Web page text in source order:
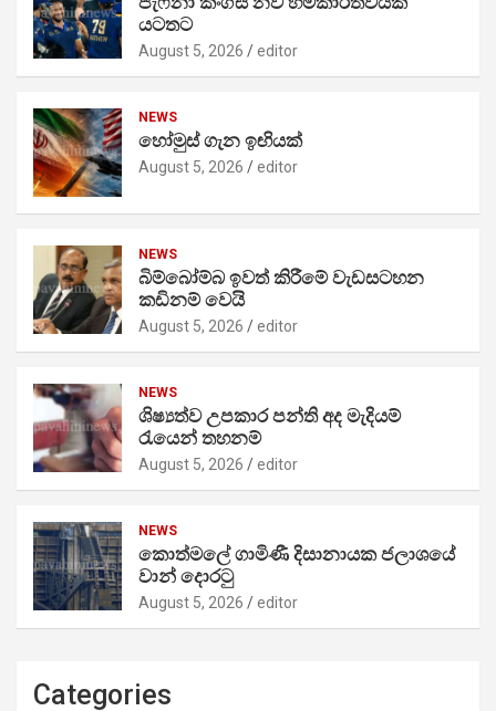
යටතට
August 5, 2026 editor
NEWS
හෝමුස් ගැන ඉඟියක්
August 5, 2026 editor
NEWS
බිම්බෝම්බ ඉවත් කිරීමේ වැඩසටහන
කඩිනම් වෙයි
August 5, 2026 editor
NEWS
ශිෂ්‍යත්ව උපකාර පන්ති අද මැදියම්
රැයෙන් තහනම්
August 5, 2026 editor
NEWS
කොත්මලේ ගාමිණී දිසානායක ජලාශයේ
වාන් දොරටු
August 5, 2026 editor
Categories